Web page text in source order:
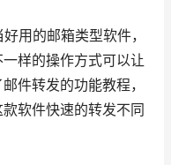
用的邮箱类型软件，
样的操作方式可以让
件转发的功能教程，
软件快速的转发不同